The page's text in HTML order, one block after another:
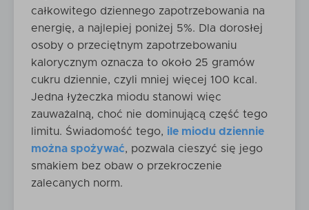
całkowitego dziennego zapotrzebowania na
energię, a najlepiej poniżej 5%. Dla dorosłej
osoby o przeciętnym zapotrzebowaniu
kalorycznym oznacza to około 25 gramów
cukru dziennie, czyli mniej więcej 100 kcal.
Jedna łyżeczka miodu stanowi więc
zauważalną, choć nie dominującą część tego
limitu. Świadomość tego, ile miodu dziennie
można spożywać, pozwala cieszyć się jego
smakiem bez obaw o przekroczenie
zalecanych norm.